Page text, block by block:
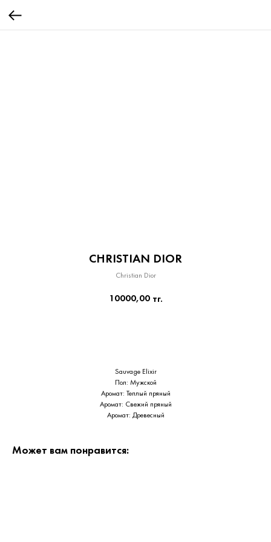
CHRISTIAN DIOR
Christian Dior
10000,00 тг.
Sauvage Elixir
Пол: Мужской
Аромат: Теплый пряный
Аромат: Свежий пряный
Аромат: Древесный
Может вам понравится: